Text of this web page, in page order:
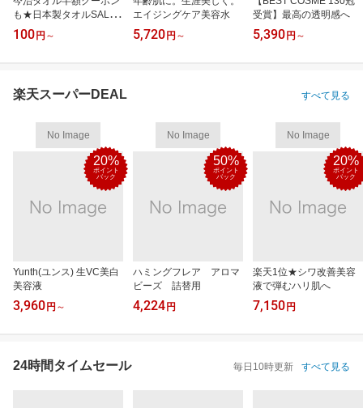
も★日本製タオルSALE
等
100 円 ～
エイジングケア美容水
5,720 円 ～
受賞】最高の透明感へ
5,390 円 ～
楽天スーパーDEAL すべて見る
No Image
20%
ポイント
バック
Yunth(ユンス) 生VC美白
美容液
3,960 円 ～
No Image
50%
ポイント
バック
ハミングフレア アロマ
ビーズ 詰替用
4,224 円
No Image
20%
ポイント
バック
楽天1位★シワ改善美容
液で弾むハリ肌へ
7,150 円
24時間タイムセール 毎日10時更新 すべて見る